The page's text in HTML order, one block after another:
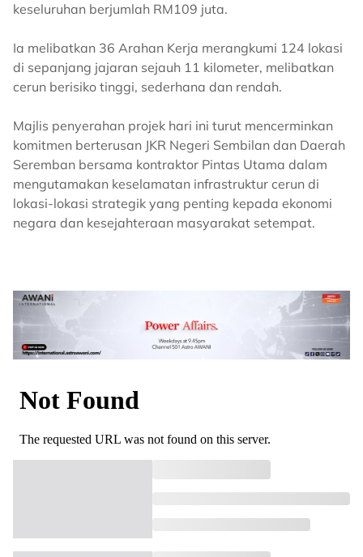
keseluruhan berjumlah RM109 juta.
Ia melibatkan 36 Arahan Kerja merangkumi 124 lokasi
di sepanjang jajaran sejauh 11 kilometer, melibatkan
cerun berisiko tinggi, sederhana dan rendah.
Majlis penyerahan projek hari ini turut mencerminkan
komitmen berterusan JKR Negeri Sembilan dan Daerah
Seremban bersama kontraktor Pintas Utama dalam
mengutamakan keselamatan infrastruktur cerun di
lokasi-lokasi strategik yang penting kepada ekonomi
negara dan kesejahteraan masyarakat setempat.